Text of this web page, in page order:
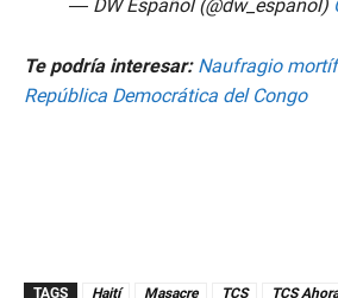
— DW Español (@dw_espanol)
Te podría interesar: Naufragio
República Democrática del Congo
TAGS Haití Masacre TCS TCS Ahora